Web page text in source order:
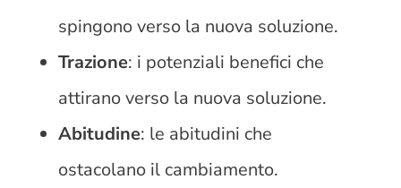
spingono verso la nuova soluzione.
Trazione: i potenziali benefici che
attirano verso la nuova soluzione.
Abitudine: le abitudini che
ostacolano il cambiamento.